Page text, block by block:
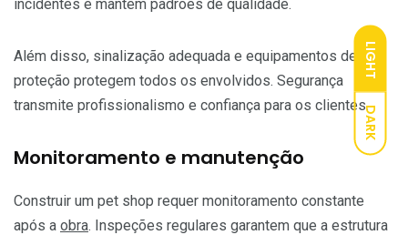
LIGHT
DARK
incidentes e mantêm padrões de qualidade.
Além disso, sinalização adequada e equipamentos de
proteção protegem todos os envolvidos. Segurança
transmite profissionalismo e confiança para os clientes.
Monitoramento e manutenção
Construir um pet shop requer monitoramento constante
após a obra. Inspeções regulares garantem que a estrutura